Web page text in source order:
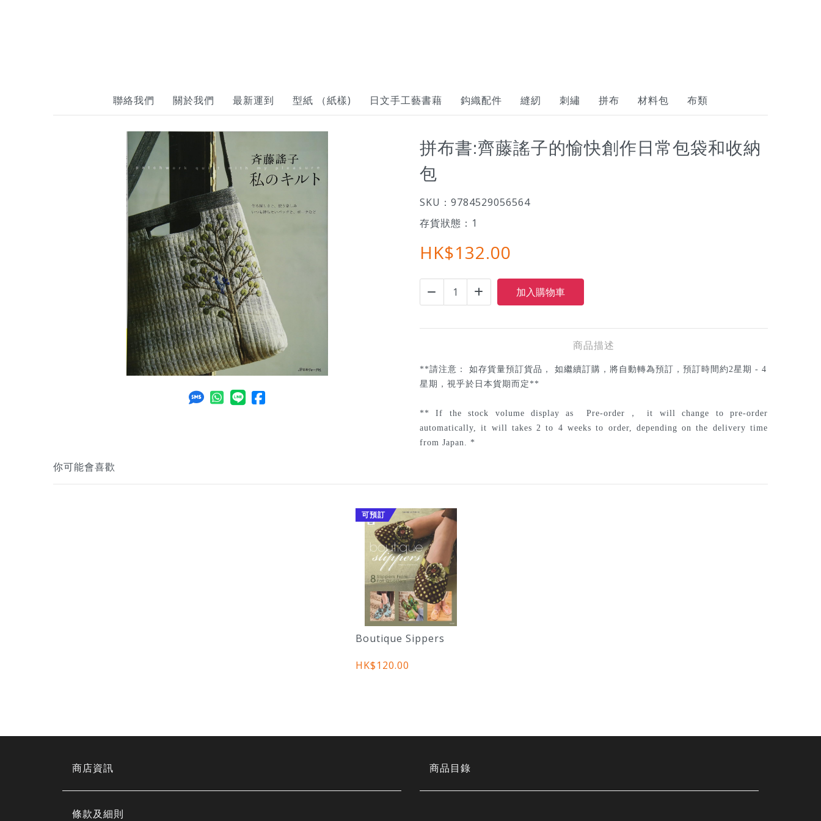
聯絡我們 關於我們 最新運到 型紙 （紙樣) 日文手工藝書藉 鈎織配件 縫紉 刺繡 拼布 材料包 布類
拼布書:齊藤謠子的愉快創作日常包袋和收納
包
SKU： 9784529056564
存貨狀態： 1
HK$132.00
商品描述
**請注意： 如存貨量預訂貨品， 如繼續訂購，將自動轉為預訂，預訂時間約2星期 - 4
星期，視乎於日本貨期而定 **
** If the stock volume display asPre-order ，
it will change to pre-order
automatically, it will takes 2 to 4 weeks to order, depending on the delivery time
from Japan. *
你可能會喜歡
可預訂
Boutique Sippers
HK$120.00
商店資訊
條款及細則
商品目錄